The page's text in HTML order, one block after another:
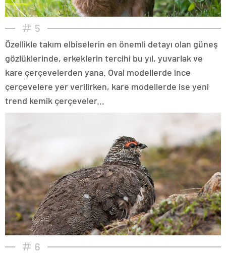
5
Özellikle takım elbiselerin en önemli detayı olan güneş
gözlüklerinde, erkeklerin tercihi bu yıl, yuvarlak ve
kare çerçevelerden yana. Oval modellerde ince
çerçevelere yer verilirken, kare modellerde ise yeni
trend kemik çerçeveler...
6